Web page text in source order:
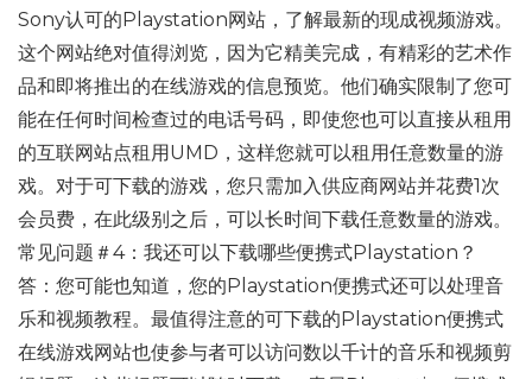
Sony认可的Playstation网站，了解最新的现成视频游戏。
这个网站绝对值得浏览，因为它精美完成，有精彩的艺术作
品和即将推出的在线游戏的信息预览。他们确实限制了您可
能在任何时间检查过的电话号码，即使您也可以直接从租用
的互联网站点租用UMD，这样您就可以租用任意数量的游
戏。对于可下载的游戏，您只需加入供应商网站并花费1次
会员费，在此级别之后，可以长时间下载任意数量的游戏。
常见问题＃4：我还可以下载哪些便携式Playstation？
答：您可能也知道，您的Playstation便携式还可以处理音
乐和视频教程。最值得注意的可下载的Playstation便携式
在线游戏网站也使参与者可以访问数以千计的音乐和视频剪